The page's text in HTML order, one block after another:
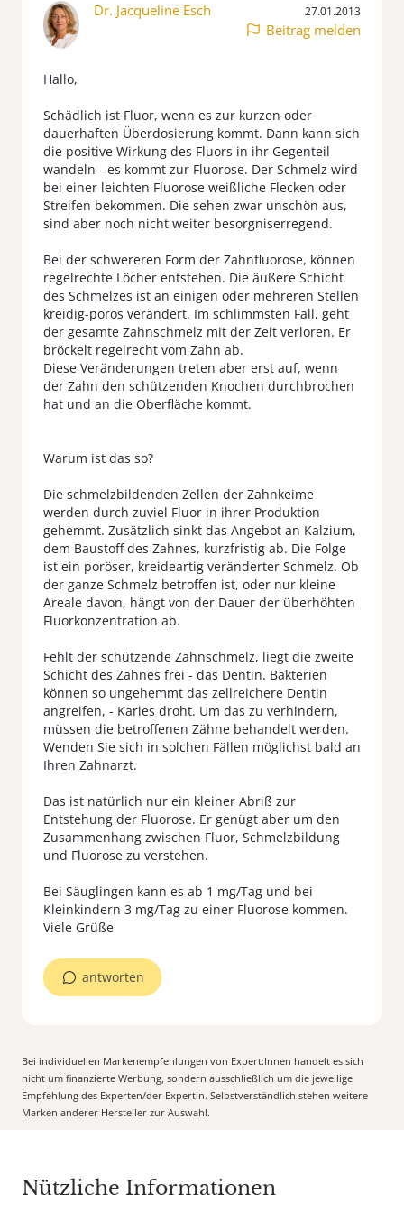
Dr. Jacqueline Esch 27.01.2013
Beitrag melden
Hallo,
Schädlich ist Fluor, wenn es zur kurzen oder
dauerhaften Überdosierung kommt. Dann kann sich
die positive Wirkung des Fluors in ihr Gegenteil
wandeln - es kommt zur Fluorose. Der Schmelz wird
bei einer leichten Fluorose weißliche Flecken oder
Streifen bekommen. Die sehen zwar unschön aus,
sind aber noch nicht weiter besorgniserregend.
Bei der schwereren Form der Zahnfluorose, können
regelrechte Löcher entstehen. Die äußere Schicht
des Schmelzes ist an einigen oder mehreren Stellen
kreidig-porös verändert. Im schlimmsten Fall, geht
der gesamte Zahnschmelz mit der Zeit verloren. Er
bröckelt regelrecht vom Zahn ab.
Diese Veränderungen treten aber erst auf, wenn
der Zahn den schützenden Knochen durchbrochen
hat und an die Oberfläche kommt.
Warum ist das so?
Die schmelzbildenden Zellen der Zahnkeime
werden durch zuviel Fluor in ihrer Produktion
gehemmt. Zusätzlich sinkt das Angebot an Kalzium,
dem Baustoff des Zahnes, kurzfristig ab. Die Folge
ist ein poröser, kreideartig veränderter Schmelz. Ob
der ganze Schmelz betroffen ist, oder nur kleine
Areale davon, hängt von der Dauer der überhöhten
Fluorkonzentration ab.
Fehlt der schützende Zahnschmelz, liegt die zweite
Schicht des Zahnes frei - das Dentin. Bakterien
können so ungehemmt das zellreichere Dentin
angreifen, - Karies droht. Um das zu verhindern,
müssen die betroffenen Zähne behandelt werden.
Wenden Sie sich in solchen Fällen möglichst bald an
Ihren Zahnarzt.
Das ist natürlich nur ein kleiner Abriß zur
Entstehung der Fluorose. Er genügt aber um den
Zusammenhang zwischen Fluor, Schmelzbildung
und Fluorose zu verstehen.
Bei Säuglingen kann es ab 1 mg/Tag und bei
Kleinkindern 3 mg/Tag zu einer Fluorose kommen.
Viele Grüße
antworten
Bei individuellen Markenempfehlungen von Expert:Innen handelt es sich
nicht um finanzierte Werbung, sondern ausschließlich um die jeweilige
Empfehlung des Experten/der Expertin. Selbstverständlich stehen weitere
Marken anderer Hersteller zur Auswahl.
Nützliche Informationen